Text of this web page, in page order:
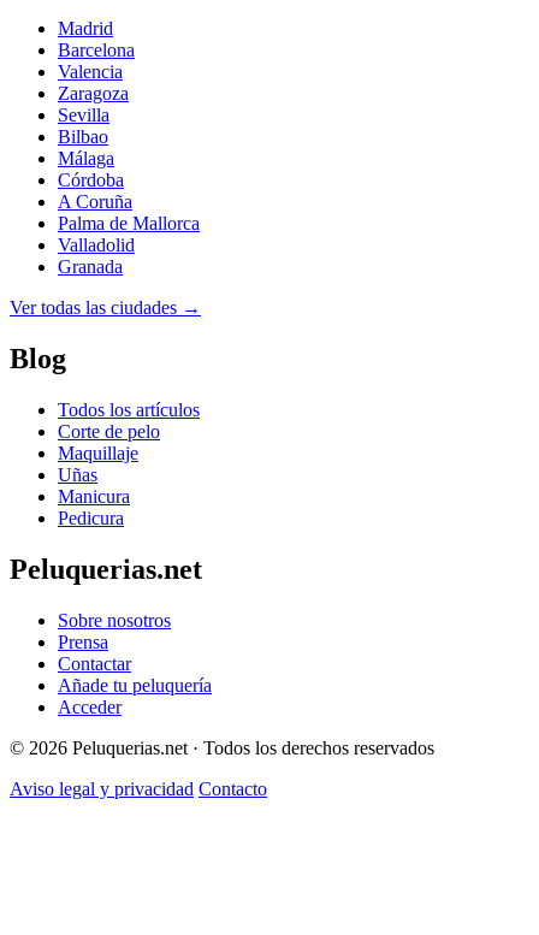
Madrid
Barcelona
Valencia
Zaragoza
Sevilla
Bilbao
Málaga
Córdoba
A Coruña
Palma de Mallorca
Valladolid
Granada
Ver todas las ciudades →
Blog
Todos los artículos
Corte de pelo
Maquillaje
Uñas
Manicura
Pedicura
Peluquerias.net
Sobre nosotros
Prensa
Contactar
Añade tu peluquería
Acceder
© 2026 Peluquerias.net · Todos los derechos reservados
Aviso legal y privacidad Contacto